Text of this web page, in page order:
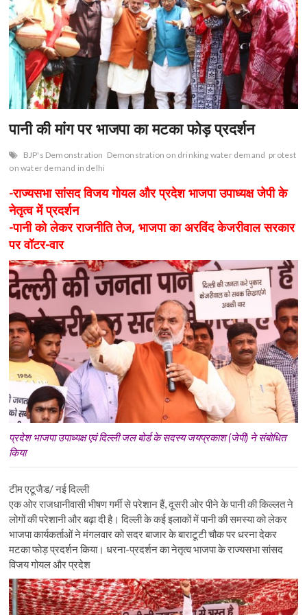
पानी की मांग पर भाजपा का मटका फोड़ प्रदर्शन
BJP's Demonstration Demonstration on drinking water demand protest
on water demand in delhi
-राज्यसभा सांसद विजय गोयल और प्रदेश भाजपा उपाध्यक्ष जेपी के
नेतृत्व में प्रदर्शन
-पानी को लेकर राजनीति तेज, भाजपा का अरविंद केजरीवाल सरकार
पर वॉटर-वार
प्रदेश भाजपा उपाध्यक्ष एवं दिल्ली जल बोर्ड के सदस्य जयप्रकाश (जेपी) ने संबोधित
किया
टीम एटूजैड/ नई दिल्ली
एक ओर राजधानीवासी भीषण गर्मी से परेशान हैं, दूसरी ओर पीने के पानी की किल्लत ने
लोगों की परेशानी और बढ़ा दी है। दिल्ली के कई इलाकों में पानी की समस्या को लेकर
भाजपा कार्यकर्ताओं ने मंगलवार को सदर बाजार के बाराटूटी चौक पर धरना देकर
मटका फोड़ प्रदर्शन किया। धरना-प्रदर्शन का नेतृत्व भाजपा के राज्यसभा सांसद
विजय गोयल और प्रदेश